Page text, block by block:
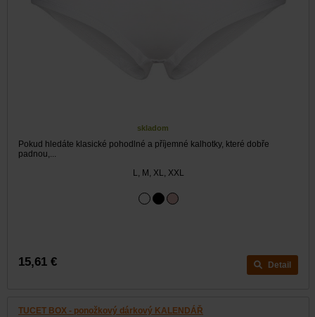
skladom
Pokud hledáte klasické pohodlné a příjemné kalhotky, které dobře
padnou,...
L, M, XL, XXL
15,61 € Detail
TUCET BOX - ponožkový dárkový KALENDÁŘ